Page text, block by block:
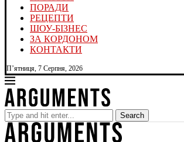
ПОРАДИ
РЕЦЕПТИ
ШОУ-БІЗНЕС
ЗА КОРДОНОМ
КОНТАКТИ
П’ятниця, 7 Серпня, 2026
Search